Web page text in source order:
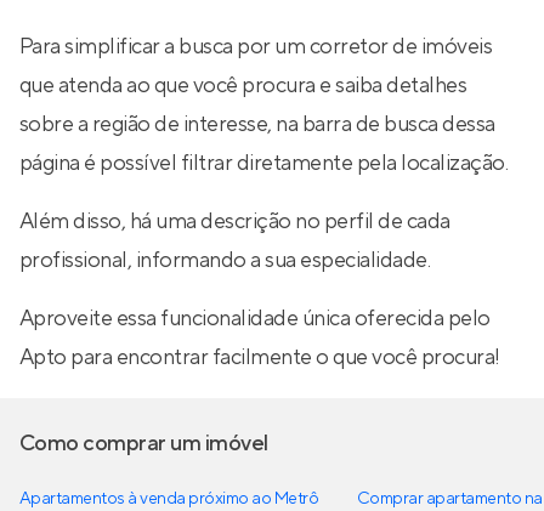
Para simplificar a busca por um corretor de imóveis
que atenda ao que você procura e saiba detalhes
sobre a região de interesse, na barra de busca dessa
página é possível filtrar diretamente pela localização.
Além disso, há uma descrição no perfil de cada
profissional, informando a sua especialidade.
Aproveite essa funcionalidade única oferecida pelo
Apto para encontrar facilmente o que você procura!
Como comprar um imóvel
Apartamentos à venda próximo ao Metrô
Comprar apartamento